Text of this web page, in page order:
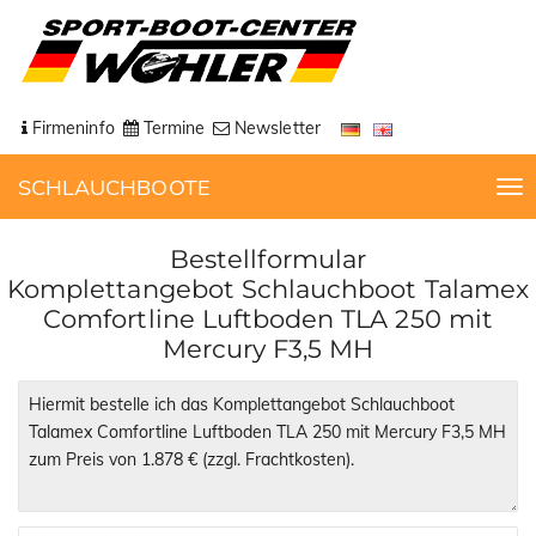
Firmeninfo Termine Newsletter
SCHLAUCHBOOTE
T
o
l
a
Bestellformular
Komplettangebot Schlauchboot Talamex
Comfortline Luftboden TLA 250 mit
Mercury F3,5 MH